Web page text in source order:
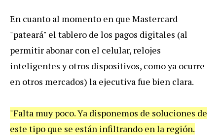
En cuanto al momento en que Mastercard
"pateará" el tablero de los pagos digitales (al
permitir abonar con el celular, relojes
inteligentes y otros dispositivos, comoya ocurre
en otros mercados) la ejecutivafue bien clara.
"Falta muy poco.Ya disponemos de soluciones de
este tipo que se están infiltrando enla región.